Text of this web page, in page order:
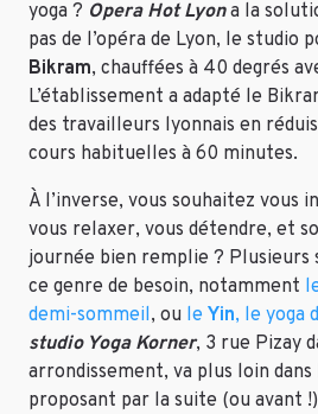
yoga ? Opera Hot Lyona la
pas de l’opéra de Lyon, le studio
Bikram, chauffées à 40 degrés
L’établissement a adapté le
des travailleurs lyonnais en
cours habituelles à 60 minutes.
À l’inverse, vous souhaitez vous
vous relaxer, vous détendre, et
journée bien remplie ? Plusieurs
ce genre de besoin, notamment
demi-sommeil, ou le Yin, le yoga
studio Yoga Korner, 3 rue Pizay
arrondissement, va plus loin
proposant par la suite (ou avant